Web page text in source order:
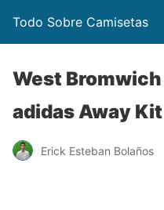
Todo Sobre Camisetas
West
adidas Away Kit
Erick Esteban Bolaños